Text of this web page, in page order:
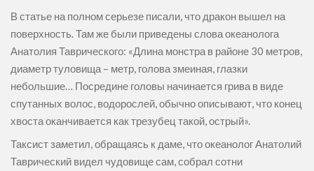
В статье на полном серьезе писали, что дракон вышел на
поверхность. Там же были приведены слова океанолога
Анатолия Таврического: «Длина монстра в районе 30 метров,
диаметр туловища – метр, голова змеиная, глазки
небольшие… Посредине головы начинается грива в виде
спутанных волос, водорослей, обычно описывают, что конец
хвоста оканчивается как трезубец такой, острый».
Таксист заметил, обращаясь к даме, что океанолог Анатолий
Таврический видел чудовище сам, собрал сотни